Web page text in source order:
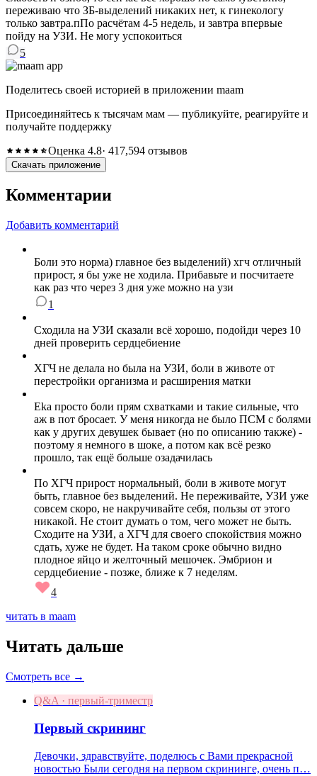
переживаю что ЗБ-выделений никаких нет, к гинекологу
только завтра.пПо расчётам 4-5 недель, и завтра впервые
пойду на УЗИ. Не могу успокоиться
5
Поделитесь своей историей в приложении maam
Присоединяйтесь к тысячам мам — публикуйте, реагируйте и
получайте поддержку
Оценка 4.8· 417,594 отзывов
Скачать приложение
Комментарии
Добавить комментарий
Боли это норма) главное без выделений) хгч отличный
прирост, я бы уже не ходила. Прибавьте и посчитаете
как раз что через 3 дня уже можно на узи
1
Сходила на УЗИ сказали всё хорошо, подойди через 10
дней проверить сердцебиение
ХГЧ не делала но была на УЗИ, боли в животе от
перестройки организма и расширения матки
Eka просто боли прям схватками и такие сильные, что
аж в пот бросает. У меня никогда не было ПСМ с болями
как у других девушек бывает (но по описанию также) -
поэтому я немного в шоке, а потом как всё резко
прошло, так ещё больше озадачилась
По ХГЧ прирост нормальный, боли в животе могут
быть, главное без выделений. Не переживайте, УЗИ уже
совсем скоро, не накручивайте себя, пользы от этого
никакой. Не стоит думать о том, чего может не быть.
Сходите на УЗИ, а ХГЧ для своего спокойствия можно
сдать, хуже не будет. На таком сроке обычно видно
плодное яйцо и желточный мешочек. Эмбрион и
сердцебиение - позже, ближе к 7 неделям.
4
читать в maam
Читать дальше
Смотреть все →
Q&A · первый-триместр
Первый скрининг
Девочки, здравствуйте, поделюсь с Вами прекрасной
новостью Были сегодня на первом скрининге, очень п…